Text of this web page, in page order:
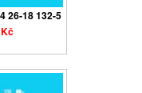
26-18 132-5